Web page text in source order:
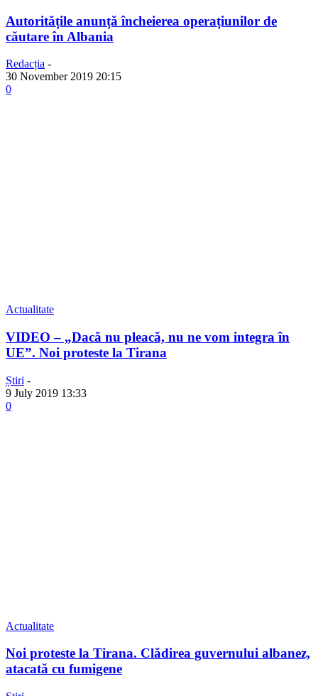
Autoritățile anunță încheierea operațiunilor de
căutare în Albania
Redacția -
30 November 2019 20:15
0
Actualitate
VIDEO – „Dacă nu pleacă, nu ne vom integra în
UE”. Noi proteste la Tirana
Știri -
9 July 2019 13:33
0
Actualitate
Noi proteste la Tirana. Clădirea guvernului albanez,
atacată cu fumigene